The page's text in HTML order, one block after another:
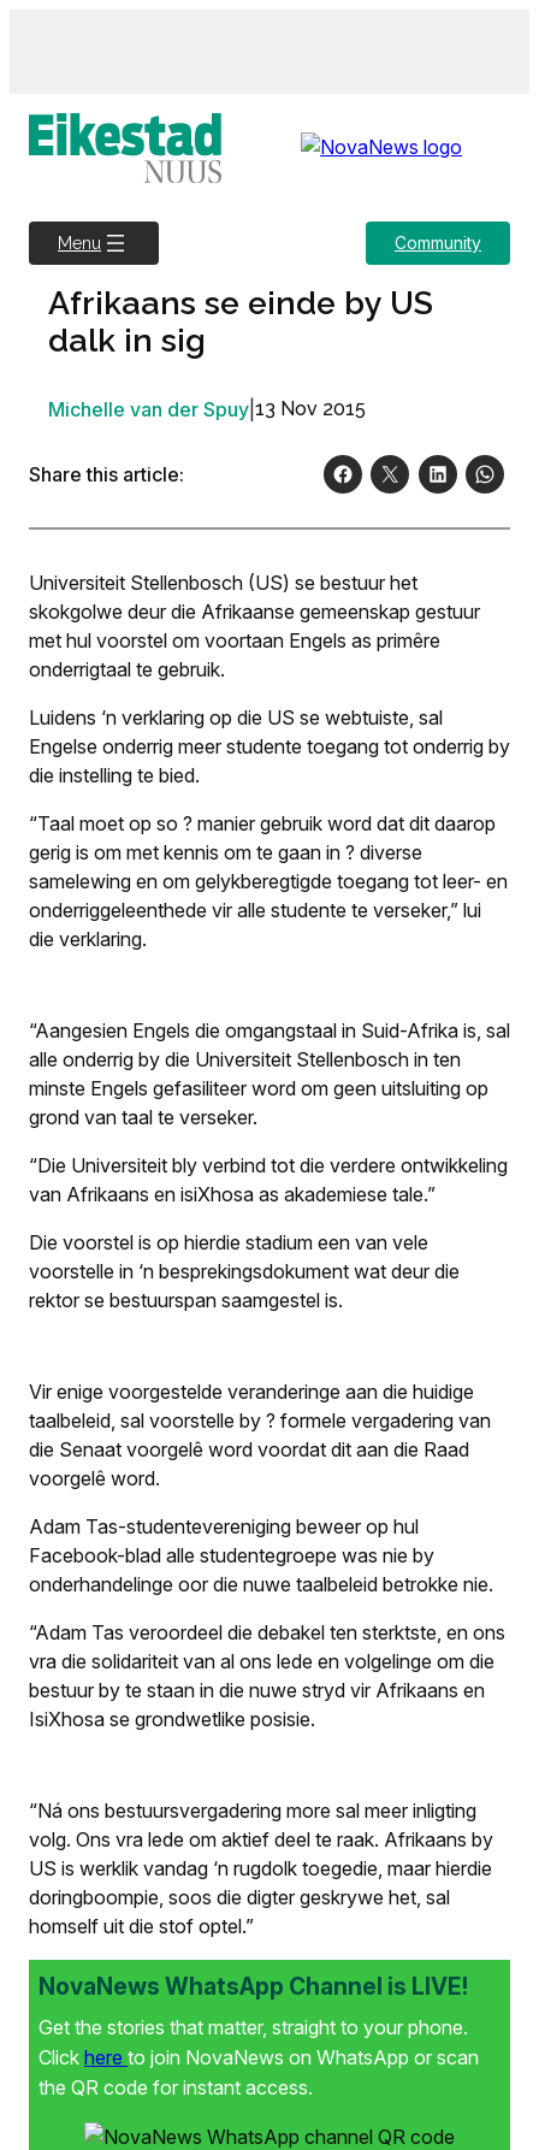
Menu Community
Afrikaans se einde by US
dalk in sig
Michelle van der Spuy 13 Nov 2015
Share this article:
Universiteit Stellenbosch (US) se bestuur het
skokgolwe deur die Afrikaanse gemeenskap gestuur
met hul voorstel om voortaan Engels as primêre
onderrigtaal te gebruik.
Luidens ‘n verklaring op die US se webtuiste, sal
Engelse onderrig meer studente toegang tot onderrig by
die instelling te bied.
“Taal moet op so ? manier gebruik word dat dit daarop
gerig is om met kennis om te gaan in ? diverse
samelewing en om gelykberegtigde toegang tot leer- en
onderriggeleenthede vir alle studente te verseker,” lui
die verklaring.
“Aangesien Engels die omgangstaal in Suid-Afrika is, sal
alle onderrig by die Universiteit Stellenbosch in ten
minste Engels gefasiliteer word om geen uitsluiting op
grond van taal te verseker.
“Die Universiteit bly verbind tot die verdere ontwikkeling
van Afrikaans en isiXhosa as akademiese tale.”
Die voorstel is op hierdie stadium een van vele
voorstelle in ‘n besprekingsdokument wat deur die
rektor se bestuurspan saamgestel is.
Vir enige voorgestelde veranderinge aan die huidige
taalbeleid, sal voorstelle by ? formele vergadering van
die Senaat voorgelê word voordat dit aan die Raad
voorgelê word.
Adam Tas-studentevereniging beweer op hul
Facebook-blad alle studentegroepe was nie by
onderhandelinge oor die nuwe taalbeleid betrokke nie.
“Adam Tas veroordeel die debakel ten sterktste, en ons
vra die solidariteit van al ons lede en volgelinge om die
bestuur by te staan in die nuwe stryd vir Afrikaans en
IsiXhosa se grondwetlike posisie.
“Ná ons bestuursvergadering more sal meer inligting
volg. Ons vra lede om aktief deel te raak. Afrikaans by
US is werklik vandag ‘n rugdolk toegedie, maar hierdie
doringboompie, soos die digter geskrywe het, sal
homself uit die stof optel.”
NovaNews WhatsApp Channel is LIVE!
Get the stories that matter, straight to your phone.
Click here to join NovaNews on WhatsApp or scan
the QR code for instant access.